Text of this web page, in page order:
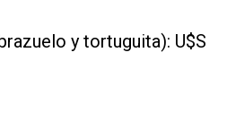
y tortuguita): U$S